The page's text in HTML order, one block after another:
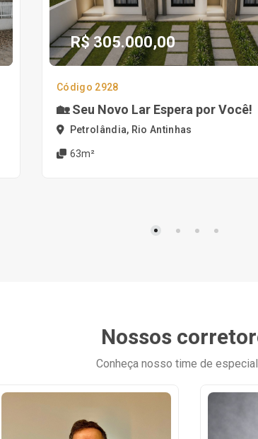
R$ 305.000,00
Código 2928
🏡 Seu Novo Lar Espera por Você!
Petrolândia, Rio Antinhas
63m²
Nossos
Conheça nosso time de